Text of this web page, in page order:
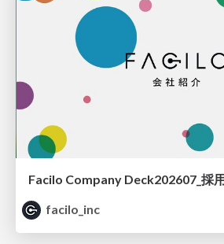
Facilo Company Deck202607_採
facilo_inc